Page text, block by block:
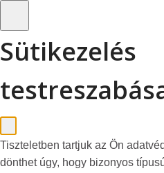
Sütikezelés
Tiszteletben tartjuk az Ön
dönthet úgy, hogy bizonyos